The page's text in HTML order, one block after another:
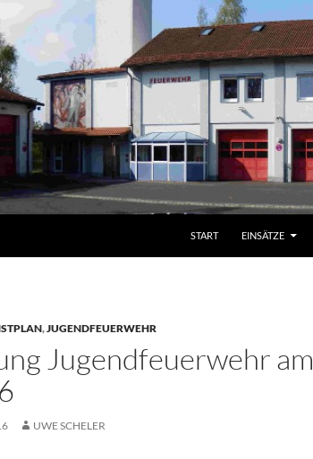
START EINSÄTZE
,JUGENDFEUERWEHR
Jugendfeuerwehr am
UWE SCHELER